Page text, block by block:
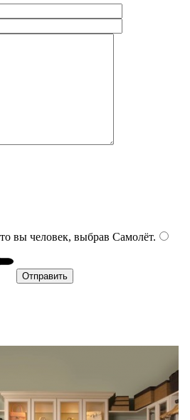
вы человек, выбрав Самолёт.